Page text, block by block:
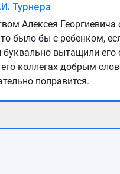
Турнера
Алексея
было бы с ребенком,
вытащили
его коллегах добрым
поправится.